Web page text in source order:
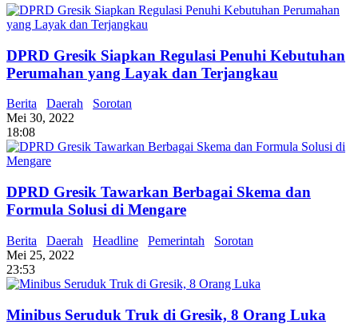
DPRD Gresik Siapkan Regulasi Penuhi Kebutuhan
Perumahan yang Layak dan Terjangkau
Berita Daerah
Sorotan
Mei 30, 2022
18:08
DPRD Gresik Tawarkan Berbagai Skema dan
Formula Solusi di Mengare
Berita Daerah Headline Pemerintah
Sorotan
Mei 25, 2022
23:53
Minibus Seruduk Truk di Gresik, 8 Orang Luka